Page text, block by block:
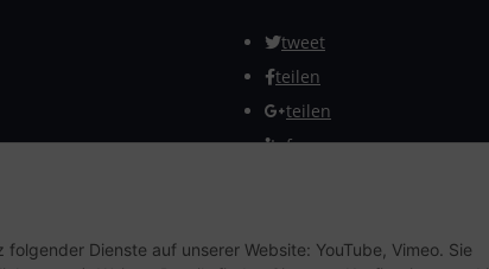
tweet
teilen
teilen
Info
Vertrag widerrufen
Dienste auf unserer Website: YouTube, Vimeo. Sie